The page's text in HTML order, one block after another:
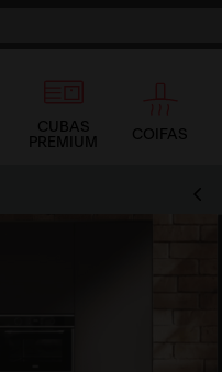
CUBAS
PREMIUM
COIFAS